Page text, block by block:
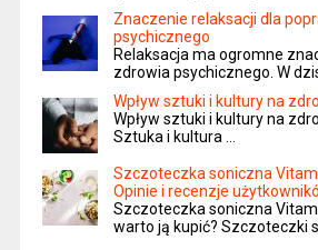
Znaczenie relaksacji dla
psychicznego
Relaksacja ma ogromne
zdrowia psychicznego. W
Wpływ sztuki i kultury na
Wpływ sztuki i kultury na
Sztuka i kultura …
Szczoteczka soniczna
Opinie i recenzje
Szczoteczka soniczna
warto ją kupić? Szczoteczki